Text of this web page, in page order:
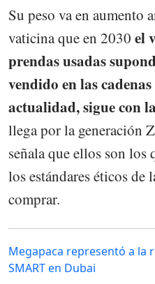
Su peso va en aumento
vaticina que en 2030 el
prendas usadas
vendido en las
actualidad, sigue con
llega por la generación
señala que ellos son los
los estándares éticos de
comprar.
Megapaca representó a la
SMART en Dubai